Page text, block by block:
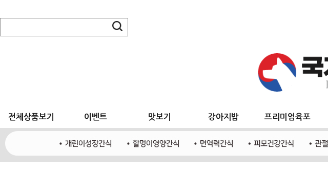
전체상품보기 이벤트 맛보기 강아지밥 프리미엄육포